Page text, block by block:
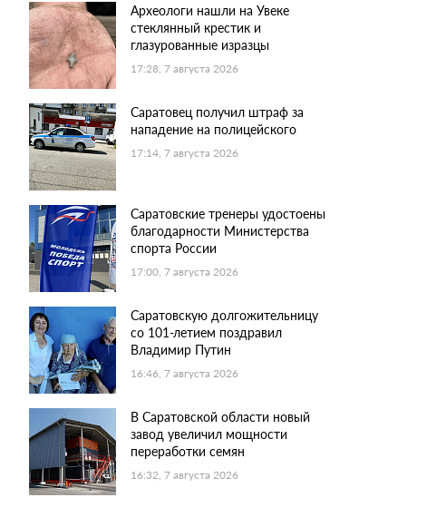
Археологи нашли на Увеке
стеклянный крестик и
глазурованные изразцы
17:28, 7 августа 2026
Саратовец получил штраф за
нападение на полицейского
17:14, 7 августа 2026
Саратовские тренеры удостоены
благодарности Министерства
спорта России
17:00, 7 августа 2026
Саратовскую долгожительницу
со 101-летием поздравил
Владимир Путин
16:46, 7 августа 2026
В Саратовской области новый
завод увеличил мощности
переработки семян
16:32, 7 августа 2026